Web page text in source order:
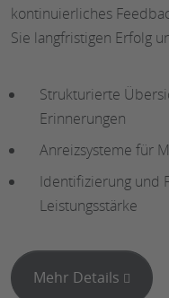
kontinuierliches
Sie langfristigen Erfolg
Strukturierte
Erinnerungen
Anreizsysteme für
Identifizierung und
Leistungsstärke
Mehr Details